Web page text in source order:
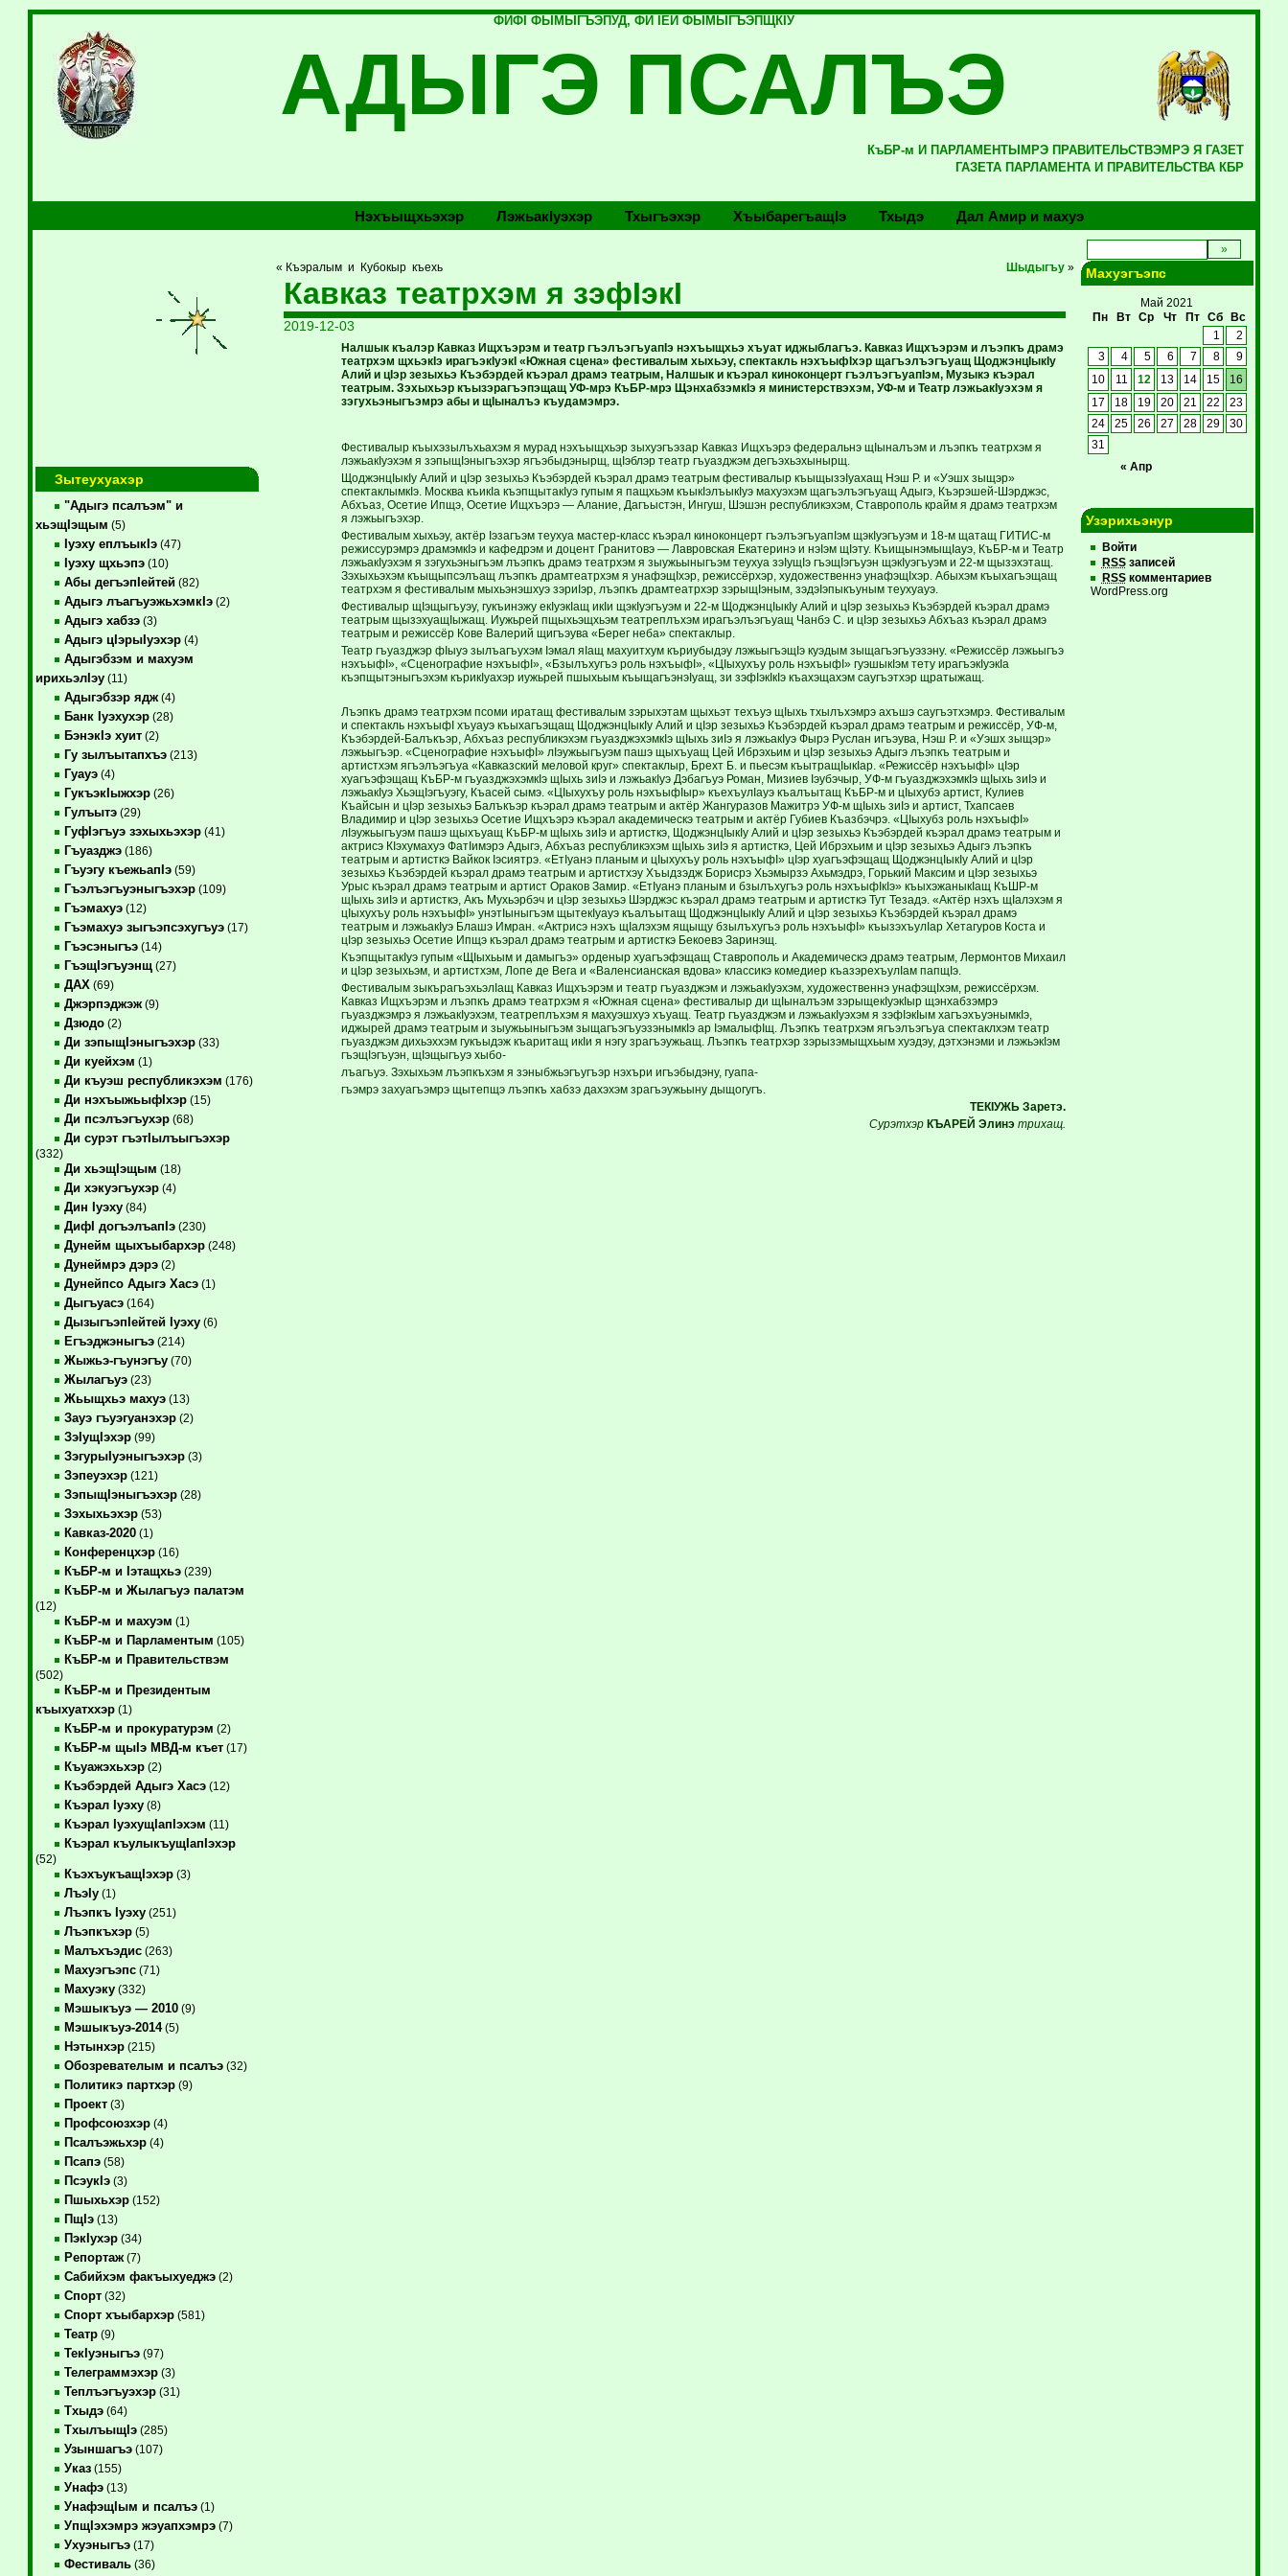
ФИФI ФЫМЫГЪЭПУД, ФИ IЕЙ ФЫМЫГЪЭПЩКIУ
АДЫГЭ ПСАЛЪЭ
КъБР-м И ПАРЛАМЕНТЫМРЭ ПРАВИТЕЛЬСТВЭМРЭ Я ГАЗЕТ
ГАЗЕТА ПАРЛАМЕНТА И ПРАВИТЕЛЬСТВА КБР
Нэхъыщхьэхэр Лэжьакlуэхэр Тхыгъэхэр Хъыбарегъащlэ Тхыдэ Дал Амир и махуэ
Зытеухуахэр
"Адыгэ псалъэм" и
хьэщIэщым (5)
Iуэху еплъыкIэ(47)
Iуэху щхьэпэ(10)
Абы дегъэпIейтей(82)
Адыгэ лъагъуэжьхэмкIэ(2)
Адыгэ хабзэ(3)
Адыгэ цIэрыIуэхэр(4)
Адыгэбзэм и махуэм
ирихьэлIэу(11)
Адыгэбзэр ядж(4)
Банк Iуэхухэр(28)
БэнэкIэ хуит(2)
Гу зылъытапхъэ(213)
Гуауэ(4)
ГукъэкIыжхэр(26)
Гулъытэ(29)
ГуфIэгъуэ зэхыхьэхэр(41)
Гъуазджэ(186)
Гъуэгу къежьапIэ(59)
Гъэлъэгъуэныгъэхэр(109)
Гъэмахуэ(12)
Гъэмахуэ зыгъэпсэхугъуэ(17)
Гъэсэныгъэ(14)
ГъэщIэгъуэнщ(27)
ДАХ (69)
Джэрпэджэж(9)
Дзюдо(2)
Ди зэпыщIэныгъэхэр(33)
Ди куейхэм (1)
Ди къуэш республикэхэм (176)
Ди нэхъыжьыфIхэр(15)
Ди псэлъэгъухэр(68)
Ди сурэт гъэтIылъыгъэхэр
(332)
Ди хьэщIэщым (18)
Ди хэкуэгъухэр(4)
Дин Iуэху(84)
ДифI догъэлъапIэ(230)
Дунейм щыхъыбархэр(248)
Дунеймрэ дэрэ(2)
Дунейпсо Адыгэ Хасэ(1)
Дыгъуасэ(164)
ДызыгъэпIейтей Iуэху(6)
Егъэджэныгъэ(214)
Жыжьэ-гъунэгъу(70)
Жылагъуэ(23)
Жьыщхьэ махуэ(13)
Зауэ гъуэгуанэхэр(2)
ЗэIущIэхэр(99)
ЗэгурыIуэныгъэхэр(3)
Зэпеуэхэр(121)
ЗэпыщIэныгъэхэр(28)
Зэхыхьэхэр(53)
Кавказ-2020(1)
Конференцхэр(16)
КъБР-м и Iэтащхьэ(239)
КъБР-м и Жылагъуэ палатэм
(12)
КъБР-м и махуэм (1)
КъБР-м и Парламентым (105)
КъБР-м и Правительствэм
(502)
КъБР-м и Президентым
къыхуатххэр(1)
КъБР-м и прокуратурэм (2)
КъБР-м щыIэ МВД-м къет(17)
Къуажэхьхэр(2)
Къэбэрдей Адыгэ Хасэ(12)
Къэрал Iуэху(8)
Къэрал IуэхущIапIэхэм (11)
Къэрал къулыкъущIапIэхэр
(52)
КъэхъукъащIэхэр(3)
ЛъэIу(1)
Лъэпкъ Iуэху(251)
Лъэпкъхэр(5)
Малъхъэдис(263)
Махуэгъэпс(71)
Махуэку(332)
Мэшыкъуэ — 2010(9)
Мэшыкъуэ-2014(5)
Нэтынхэр(215)
Обозревателым и псалъэ(32)
Политикэ партхэр(9)
Проект(3)
Профсоюзхэр(4)
Псалъэжьхэр(4)
Псапэ(58)
ПсэукIэ(3)
Пшыхьхэр(152)
ПщIэ(13)
ПэкIухэр(34)
Репортаж(7)
Сабийхэм факъыхуеджэ(2)
Спорт(32)
Спорт хъыбархэр(581)
Театр(9)
ТекIуэныгъэ(97)
Телеграммэхэр(3)
Теплъэгъуэхэр(31)
Тхыдэ(64)
ТхылъыщIэ(285)
Узыншагъэ(107)
Указ(155)
Унафэ(13)
УнафэщIым и псалъэ(1)
УпщIэхэмрэ жэуапхэмрэ(7)
Ухуэныгъэ(17)
Фестиваль(36)
« Къэралым и Кубокыр къехь Шыдыгъу»
Кавказ театрхэм я зэфIэкI
2019-12-03
Налшык къалэр Кавказ Ищхъэрэм и театр гъэлъэгъуапIэ нэхъыщхьэ хъуат иджыблагъэ. Кавказ Ищхъэрэм и лъэпкъ драмэ
театрхэм щхьэкIэ ирагъэкIуэкI «Южная сцена» фестивалым хыхьэу, спектакль нэхъыфIхэр щагъэлъэгъуащ ЩоджэнцIыкIу
Алий и цIэр зезыхьэ Къэбэрдей къэрал драмэ театрым, Налшык и къэрал киноконцерт гъэлъэгъуапIэм, Музыкэ къэрал
театрым. Зэхыхьэр къызэрагъэпэщащ УФ-мрэ КъБР-мрэ ЩэнхабзэмкIэ я министерствэхэм, УФ-м и Театр лэжьакIуэхэм я
зэгухьэныгъэмрэ абы и щIыналъэ къудамэмрэ.
Фестивалыр къыхэзылъхьахэм я мурад нэхъыщхьэр зыхуэгъэзар Кавказ Ищхъэрэ федеральнэ щIыналъэм и лъэпкъ театрхэм я
лэжьакIуэхэм я зэпыщIэныгъэхэр ягъэбыдэнырщ, щIэблэр театр гъуазджэм дегъэхьэхынырщ.
ЩоджэнцIыкIу Алий и цIэр зезыхьэ Къэбэрдей къэрал драмэ театрым фестивалыр къыщызэIуахащ Нэш Р. и «Уэшх зыщэр»
спектаклымкIэ. Москва къикIа къэпщытакIуэ гупым я пащхьэм къыкIэлъыкIуэ махуэхэм щагъэлъэгъуащ Адыгэ, Къэрэшей-Шэрджэс,
Абхъаз, Осетие Ипщэ, Осетие Ищхъэрэ — Алание, Дагъыстэн, Ингуш, Шэшэн республикэхэм, Ставрополь крайм я драмэ театрхэм
я лэжьыгъэхэр.
Фестивалым хыхьэу, актёр Iэзагъэм теухуа мастер-класс къэрал киноконцерт гъэлъэгъуапIэм щэкIуэгъуэм и 18-м щатащ ГИТИС-м
режиссурэмрэ драмэмкIэ и кафедрэм и доцент Гранитовэ — Лавровская Екатеринэ и нэIэм щIэту. КъищынэмыщIауэ, КъБР-м и Театр
лэжьакIуэхэм я зэгухьэныгъэм лъэпкъ драмэ театрхэм я зыужьыныгъэм теухуа зэIущIэ гъэщIэгъуэн щэкIуэгъуэм и 22-м щызэхэтащ.
Зэхыхьэхэм къыщыпсэлъащ лъэпкъ драмтеатрхэм я унафэщIхэр, режиссёрхэр, художественнэ унафэщIхэр. Абыхэм къыхагъэщащ
театрхэм я фестивалым мыхьэнэшхуэ зэриIэр, лъэпкъ драмтеатрхэр зэрыщIэным, зэдэIэпыкъуным теухуауэ.
Фестивалыр щIэщыгъуэу, гукъинэжу екIуэкIащ икIи щэкIуэгъуэм и 22-м ЩоджэнцIыкIу Алий и цIэр зезыхьэ Къэбэрдей къэрал драмэ
театрым щызэхуащIыжащ. Иужьрей пщыхьэщхьэм театреплъхэм ирагъэлъэгъуащ Чанбэ С. и цIэр зезыхьэ Абхъаз къэрал драмэ
театрым и режиссёр Кове Валерий щигъэува «Берег неба» спектаклыр.
Театр гъуазджэр фIыуэ зылъагъухэм Iэмал яIащ махуитхум къриубыдэу лэжьыгъэщIэ куэдым зыщагъэгъуэзэну. «Режиссёр лэжьыгъэ
нэхъыфI», «Сценографие нэхъыфI», «Бзылъхугъэ роль нэхъыфI», «ЦIыхухъу роль нэхъыфI» гуэшыкIэм тету ирагъэкIуэкIа
къэпщытэныгъэхэм кърикIуахэр иужьрей пшыхьым къыщагъэнэIуащ, зи зэфIэкIкIэ къахэщахэм саугъэтхэр щратыжащ.
Лъэпкъ драмэ театрхэм псоми иратащ фестивалым зэрыхэтам щыхьэт техъуэ щIыхь тхылъхэмрэ ахъшэ саугъэтхэмрэ. Фестивалым
и спектакль нэхъыфI хъуауэ къыхагъэщащ ЩоджэнцIыкIу Алий и цIэр зезыхьэ Къэбэрдей къэрал драмэ театрым и режиссёр, УФ-м,
Къэбэрдей-Балъкъэр, Абхъаз республикэхэм гъуазджэхэмкIэ щIыхь зиIэ я лэжьакIуэ Фырэ Руслан игъэува, Нэш Р. и «Уэшх зыщэр»
лэжьыгъэр. «Сценографие нэхъыфI» лIэужьыгъуэм пашэ щыхъуащ Цей Ибрэхьим и цIэр зезыхьэ Адыгэ лъэпкъ театрым и
артистхэм ягъэлъэгъуа «Кавказский меловой круг» спектаклыр, Брехт Б. и пьесэм къытращIыкIар. «Режиссёр нэхъыфI» цIэр
хуагъэфэщащ КъБР-м гъуазджэхэмкIэ щIыхь зиIэ и лэжьакIуэ Дэбагъуэ Роман, Мизиев Iэубэчыр, УФ-м гъуазджэхэмкIэ щIыхь зиIэ и
лэжьакIуэ ХьэщIэгъуэгу, Къасей сымэ. «ЦIыхухъу роль нэхъыфIыр» къехъулIауэ къалъытащ КъБР-м и цIыхубэ артист, Кулиев
Къайсын и цIэр зезыхьэ Балъкъэр къэрал драмэ театрым и актёр Жангуразов Мажитрэ УФ-м щIыхь зиIэ и артист, Тхапсаев
Владимир и цIэр зезыхьэ Осетие Ищхъэрэ къэрал академическэ театрым и актёр Губиев Къазбэчрэ. «ЦIыхубз роль нэхъыфI»
лIэужьыгъуэм пашэ щыхъуащ КъБР-м щIыхь зиIэ и артисткэ, ЩоджэнцIыкIу Алий и цIэр зезыхьэ Къэбэрдей къэрал драмэ театрым и
актрисэ КIэхумахуэ ФатIимэрэ Адыгэ, Абхъаз республикэхэм щIыхь зиIэ я артисткэ, Цей Ибрэхьим и цIэр зезыхьэ Адыгэ лъэпкъ
театрым и артисткэ Вайкок Iэсиятрэ. «ЕтIуанэ планым и цIыхухъу роль нэхъыфI» цIэр хуагъэфэщащ ЩоджэнцIыкIу Алий и цIэр
зезыхьэ Къэбэрдей къэрал драмэ театрым и артистхэу Хъыдзэдж Борисрэ Хьэмырзэ Ахьмэдрэ, Горький Максим и цIэр зезыхьэ
Урыс къэрал драмэ театрым и артист Ораков Замир. «ЕтIуанэ планым и бзылъхугъэ роль нэхъыфIкIэ» къыхэжаныкIащ КъШР-м
щIыхь зиIэ и артисткэ, Акъ Мухьэрбэч и цIэр зезыхьэ Шэрджэс къэрал драмэ театрым и артисткэ Тут Тезадэ. «Актёр нэхъ щIалэхэм я
цIыхухъу роль нэхъыфI» унэтIыныгъэм щытекIуауэ къалъытащ ЩоджэнцIыкIу Алий и цIэр зезыхьэ Къэбэрдей къэрал драмэ
театрым и лэжьакIуэ Блашэ Имран. «Актрисэ нэхъ щIалэхэм ящыщу бзылъхугъэ роль нэхъыфI» къызэхъулIар Хетагуров Коста и
цIэр зезыхьэ Осетие Ипщэ къэрал драмэ театрым и артисткэ Бекоевэ Заринэщ.
КъэпщытакIуэ гупым «ЩIыхьым и дамыгъэ» орденыр хуагъэфэщащ Ставрополь и Академическэ драмэ театрым, Лермонтов Михаил
и цIэр зезыхьэм, и артистхэм, Лопе де Вега и «Валенсианская вдова» классикэ комедиер къазэрехъулIам папщIэ.
Фестивалым зыкърагъэхьэлIащ Кавказ Ищхъэрэм и театр гъуазджэм и лэжьакIуэхэм, художественнэ унафэщIхэм, режиссёрхэм.
Кавказ Ищхъэрэм и лъэпкъ драмэ театрхэм я «Южная сцена» фестивалыр ди щIыналъэм зэрыщекIуэкIыр щэнхабзэмрэ
гъуазджэмрэ я лэжьакIуэхэм, театреплъхэм я махуэшхуэ хъуащ. Театр гъуазджэм и лэжьакIуэхэм я зэфIэкIым хагъэхъуэнымкIэ,
иджырей драмэ театрым и зыужьыныгъэм зыщагъэгъуэзэнымкIэ ар IэмалыфIщ. Лъэпкъ театрхэм ягъэлъэгъуа спектаклхэм театр
гъуазджэм дихьэххэм гукъыдэж къаритащ икIи я нэгу зрагъэужьащ. Лъэпкъ театрхэр зэрызэмыщхьым хуэдэу, дэтхэнэми и лэжьэкIэм
гъэщIэгъуэн, щIэщыгъуэ хыбо-
лъагъуэ. Зэхыхьэм лъэпкъхэм я зэныбжьэгъугъэр нэхъри игъэбыдэну, гуапа-
гъэмрэ захуагъэмрэ щытепщэ лъэпкъ хабзэ дахэхэм зрагъэужьыну дыщогугъ.
ТЕКIУЖЬ Заретэ.
Сурэтхэр КЪАРЕЙ Элинэ трихащ.
Махуэгъэпс
Май 2021
Пн
Вт Ср Чт Пт Сб Вс
« Апр
1
2
3
4 5 6 7 8
9
10
11 12 13 14 15
16
17
18 19 20 21 22
23
24
25 26 27 28 29
30
31
Узэрихьэнур
Войти
RSSзаписей
RSSкомментариев
WordPress.org